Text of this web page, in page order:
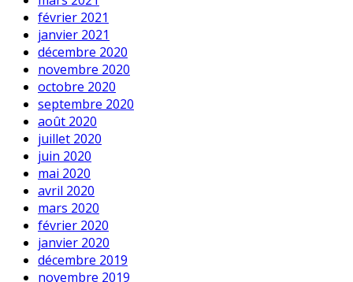
février 2021
janvier 2021
décembre 2020
novembre 2020
octobre 2020
septembre 2020
août 2020
juillet 2020
juin 2020
mai 2020
avril 2020
mars 2020
février 2020
janvier 2020
décembre 2019
novembre 2019